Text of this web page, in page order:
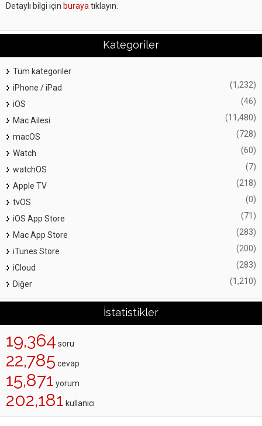
Detaylı bilgi için buraya tıklayın.
Kategoriler
Tüm kategoriler
iPhone / iPad
(1,232)
iOS (46)
Mac Ailesi (11,480)
macOS (728)
Watch (60)
watchOS (7)
Apple TV (218)
tvOS (0)
iOS App Store (71)
Mac App Store (283)
iTunes Store (200)
iCloud (283)
Diğer (1,210)
İstatistikler
19,364 soru
22,785 cevap
15,871 yorum
202,181 kullanıcı